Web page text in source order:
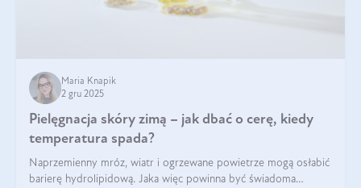
Maria Knapik
2 gru 2025
Pielęgnacja skóry zimą – jak dbać o cerę, kiedy
temperatura spada?
Naprzemienny mróz, wiatr i ogrzewane powietrze mogą osłabić
barierę hydrolipidową. Jaka więc powinna być świadoma